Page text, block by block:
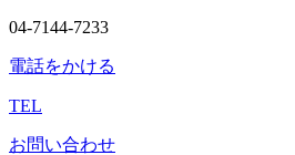
04-7144-7233
電話をかける
TEL
お問い合わせ